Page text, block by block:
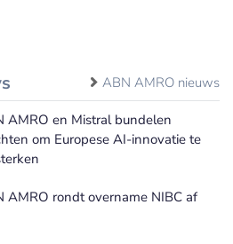
ABN AMRO nieuws
AMRO en Mistral bundelen
om Europese AI-innovatie te
AMRO rondt overname NIBC af